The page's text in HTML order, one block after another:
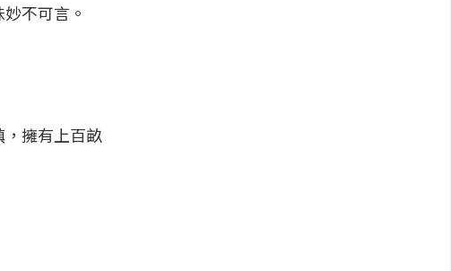
不可言。
擁有上百畝